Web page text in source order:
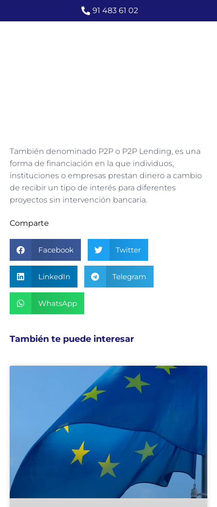
91 483 61 02
También denominado P2P o P2P Lending, es una
forma de financiación en la que individuos,
instituciones o empresas prestan dinero a cambio
de recibir un tipo de interés para diferentes
proyectos sin intervención bancaria.
Comparte
Facebook Twitter
LinkedIn Telegram
WhatsApp
También te puede interesar